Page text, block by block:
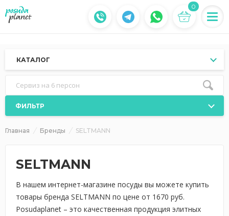
0
КАТАЛОГ
Сервиз на 6 персон
ФИЛЬТР
Главная Бренды SELTMANN
SELTMANN
В нашем интернет-магазине посуды вы можете купить
товары бренда SELTMANN по цене от 1670 руб.
Posudaplanet – это качественная продукция элитных